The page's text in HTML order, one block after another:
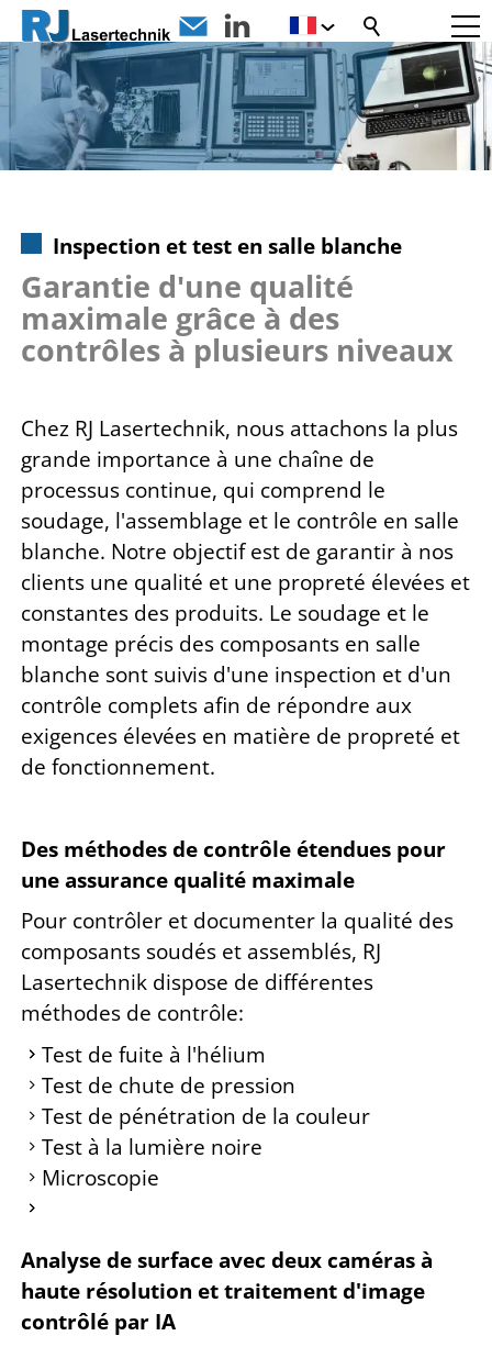
Inspection et test en salle blanche
Garantie d'une qualité
maximale grâce à des
contrôles à plusieurs niveaux
Chez RJ Lasertechnik, nous attachons la plus
grande importance à une chaîne de
processus continue, qui comprend le
soudage, l'assemblage et le contrôle en salle
blanche. Notre objectif est de garantir à nos
clients une qualité et une propreté élevées et
constantes des produits. Le soudage et le
montage précis des composants en salle
blanche sont suivis d'une inspection et d'un
contrôle complets afin de répondre aux
exigences élevées en matière de propreté et
de fonctionnement.
Des méthodes de contrôle étendues pour
une assurance qualité maximale
Pour contrôler et documenter la qualité des
composants soudés et assemblés, RJ
Lasertechnik dispose de différentes
méthodes de contrôle:
Test de fuite à l'hélium
Test de chute de pression
Test de pénétration de la couleur
Test à la lumière noire
Microscopie
Analyse de surface avec deux caméras à
haute résolution et traitement d'image
contrôlé par IA